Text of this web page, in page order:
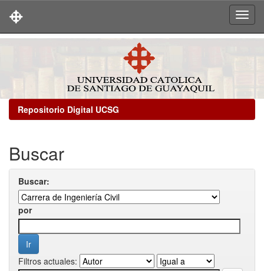
Repositorio Digital UCSG
Buscar
Buscar:
por
Filtros actuales: